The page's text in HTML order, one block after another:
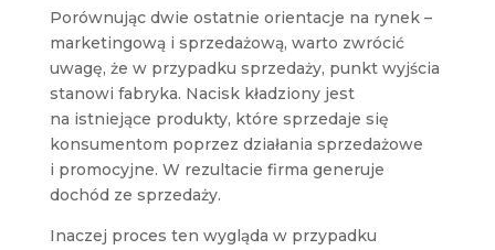
Porównując dwie ostatnie orientacje na rynek –
marketingową i sprzedażową, warto zwrócić
uwagę, że w przypadku sprzedaży, punkt wyjścia
stanowi fabryka. Nacisk kładziony jest
na istniejące produkty, które sprzedaje się
konsumentom poprzez działania sprzedażowe
i promocyjne. W rezultacie firma generuje
dochód ze sprzedaży.
Inaczej proces ten wygląda w przypadku